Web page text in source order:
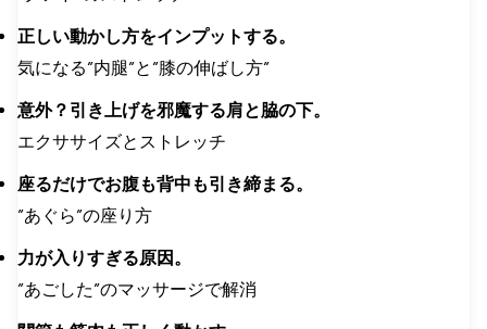
正しい動かし方をインプットする。
気になる”内腿”と”膝の伸ばし方”
意外？引き上げを邪魔する肩と脇の下。
エクササイズとストレッチ
座るだけでお腹も背中も引き締まる。
”あぐら”の座り方
力が入りすぎる原因。
”あごした”のマッサージで解消